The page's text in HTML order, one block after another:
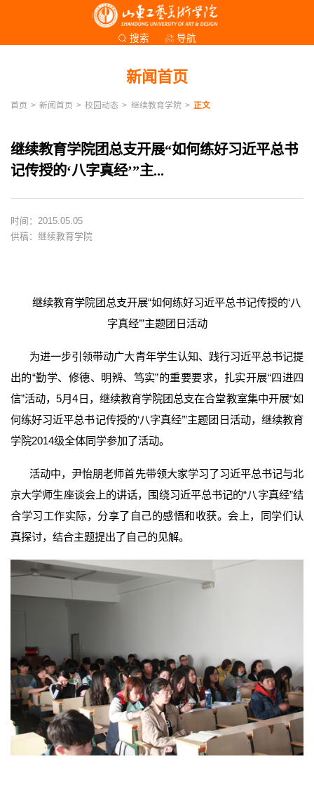
搜索 导航
新闻首页
首页 > 新闻首页 > 校园动态 > 继续教育学院 > 正文
继续教育学院团总支开展“如何练好习近平总书
记传授的‘八字真经’”主...
时间：2015.05.05
供稿：继续教育学院
继续教育学院团总支开展“如何练好习近平总书记传授的‘八
字真经’”主题团日活动
为进一步引领带动广大青年学生认知、践行习近平总书记提
出的“勤学、修德、明辨、笃实”的重要要求，扎实开展“四进四
信”活动，5月4日，继续教育学院团总支在合堂教室集中开展“如
何练好习近平总书记传授的‘八字真经’”主题团日活动，继续教育
学院2014级全体同学参加了活动。
活动中，尹怡朋老师首先带领大家学习了习近平总书记与北
京大学师生座谈会上的讲话，围绕习近平总书记的“八字真经”结
合学习工作实际，分享了自己的感悟和收获。会上，同学们认
真探讨，结合主题提出了自己的见解。